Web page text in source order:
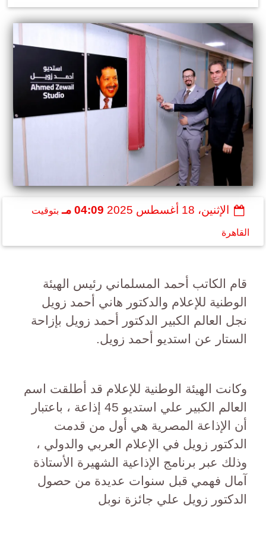
الإثنين، 18 أغسطس 2025 04:09 مـ بتوقيت
القاهرة
قام الكاتب أحمد المسلماني رئيس الهيئة
الوطنية للإعلام والدكتور هاني أحمد زويل
نجل العالم الكبير الدكتور أحمد زويل بإزاحة
الستار عن استديو أحمد زويل.
وكانت الهيئة الوطنية للإعلام قد أطلقت اسم
العالم الكبير علي استديو 45 إذاعة ، باعتبار
أن الإذاعة المصرية هي أول من قدمت
الدكتور زويل في الإعلام العربي والدولي ،
وذلك عبر برنامج الإذاعية الشهيرة الأستاذة
آمال فهمي قبل سنوات عديدة من حصول
الدكتور زويل علي جائزة نوبل